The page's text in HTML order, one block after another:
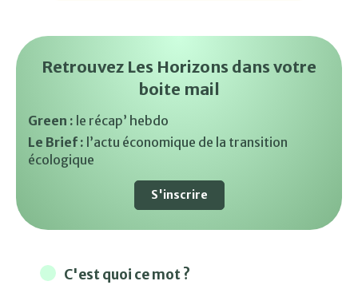
Retrouvez Les Horizons dans votre
boite mail
Green : le récap’ hebdo
Le Brief : l’actu économique de la transition
écologique
S'inscrire
C'est quoi ce mot ?